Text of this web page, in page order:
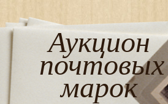
Аукцион
почтовых
марок